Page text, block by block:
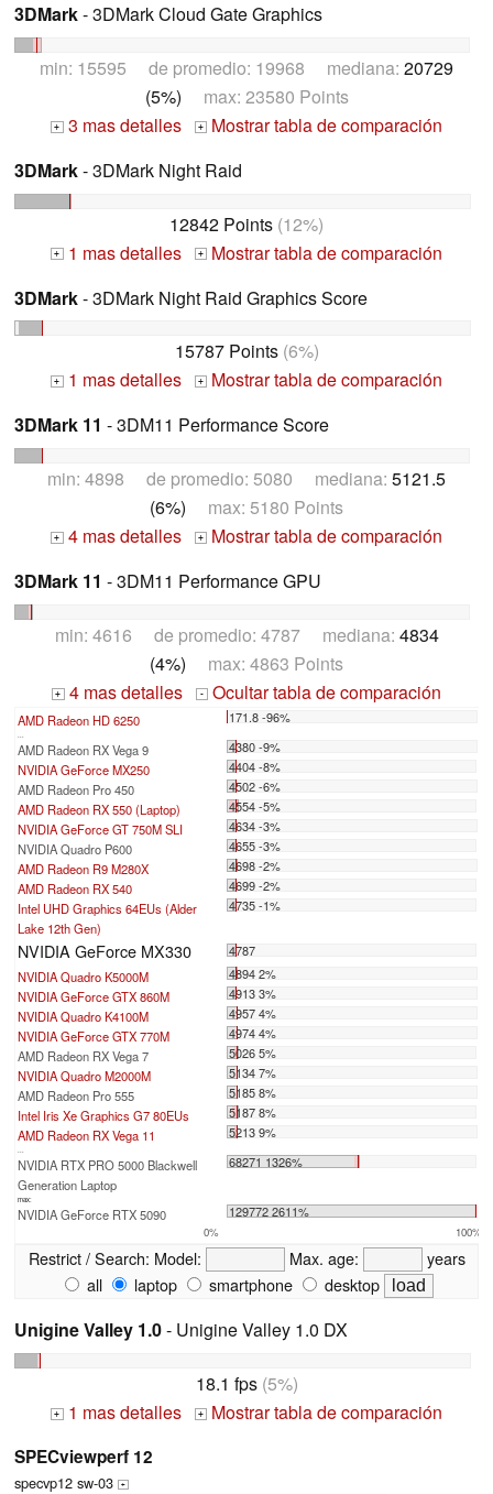
3DMark- 3DMark Cloud Gate Graphics
min: 15595 de promedio: 19968 mediana: 20729
(5%) max: 23580 Points
+ 3 mas detalles +
Mostrar tabla de comparación
3DMark- 3DMark Night Raid
12842 Points (12%)
+ 1 mas detalles +
Mostrar tabla de comparación
3DMark- 3DMark Night Raid Graphics Score
15787 Points(6%)
+ 1 mas detalles +
Mostrar tabla de comparación
3DMark 11 - 3DM11 Performance Score
min: 4898 de promedio: 5080 mediana: 5121.5
(6%) max: 5180 Points
+ 4 mas detalles +
Mostrar tabla de comparación
3DMark 11 - 3DM11 Performance GPU
min: 4616 de promedio: 4787 mediana: 4834
(4%) max: 4863 Points
+ 4 mas detalles - Ocultar tabla de comparación
AMD Radeon HD 6250 171.8 -96%
...
AMD Radeon RX Vega 9
4380 -9%
NVIDIA GeForce MX250
4404 -8%
AMD Radeon Pro 450
4502 -6%
AMD Radeon RX 550 (Laptop)
4554 -5%
NVIDIA GeForce GT 750M SLI
4634 -3%
NVIDIA Quadro P600
4655 -3%
AMD Radeon R9 M280X
4698 -2%
AMD Radeon RX 540
4699 -2%
Intel UHD Graphics 64EUs (Alder
Lake 12th Gen)
4735 -1%
NVIDIA GeForce MX330
4787
NVIDIA Quadro K5000M
4894 2%
NVIDIA GeForce GTX 860M
4913 3%
NVIDIA Quadro K4100M
4957 4%
NVIDIA GeForce GTX 770M
4974 4%
AMD Radeon RX Vega 7
5026 5%
NVIDIA Quadro M2000M
5134 7%
AMD Radeon Pro 555
5185 8%
Intel Iris Xe Graphics G7 80EUs
5187 8%
AMD Radeon RX Vega 11
5213 9%
...
NVIDIA RTX PRO 5000 Blackwell
Generation Laptop
68271 1326%
max:
NVIDIA GeForce RTX 5090 129772 2611%
0% 100%
Restrict / Search: Model: Max. age:
years
all
laptop smartphone desktop
Unigine Valley 1.0- Unigine Valley 1.0 DX
18.1 fps(5%)
+ 1 mas detalles + Mostrar tabla de comparación
SPECviewperf 12
specvp12 sw-03 +